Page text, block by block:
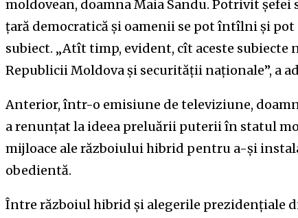
moldovean, doamna Maia Sandu. Potrivit șefei
țară democratică și oamenii se pot întîlni și
subiect. „Atît timp, evident, cît aceste
Republicii Moldova și securității naționale”, a
Anterior, într-o emisiune de televiziune,
a renunțat la ideea preluării puterii în statul
mijloace ale războiului hibrid pentru a-şi
obedientă.
Între războiul hibrid și alegerile prezidențiale